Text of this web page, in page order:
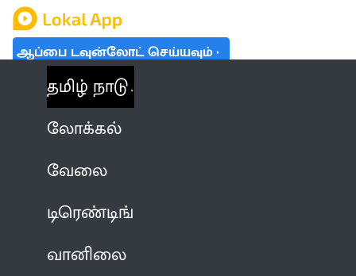
ஆப்பை டவுன்லோட் செய்யவும்
தமிழ் நாடு
லோக்கல்
வேலை
டிரெண்டிங்
வானிலை